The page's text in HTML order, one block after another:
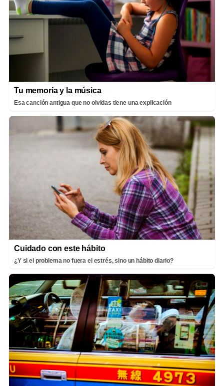
Tu memoria y la música
Esa canción antigua que no olvidas tiene una explicación
Cuidado con este hábito
¿Y si el problema no fuera el estrés, sino un hábito diario?